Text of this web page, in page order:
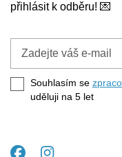
přihlásit k odběru! 💌
e-
mail
Souhlasím se
uděluji na 5 let
Facebook